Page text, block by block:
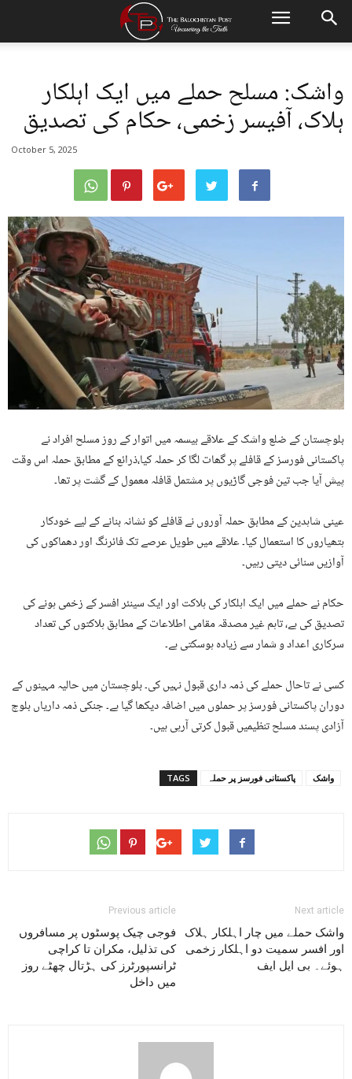
واشک: مسلح حملے میں ایک اہلکار
ہلاک، آفیسر زخمی، حکام کی تصدیق
October 5, 2025
بلوچستان کے ضلع واشک کے علاقے بیسمہ میں اتوار کے روز مسلح افراد نے
پاکستانی فورسز کے قافلے پر گھات لگا کر حملہ کیا،ذرائع کے مطابق حملہ اس وقت
پیش آیا جب تین فوجی گاڑیوں پر مشتمل قافلہ معمول کے گشت پر تھا۔
عینی شاہدین کے مطابق حملہ آوروں نے قافلے کو نشانہ بنانے کے لیے خودکار
ہتھیاروں کا استعمال کیا۔ علاقے میں طویل عرصے تک فائرنگ اور دھماکوں کی
آوازیں سنائی دیتی رہیں۔
حکام نے حملے میں ایک اہلکار کی ہلاکت اور ایک سینئر افسر کے زخمی ہونے کی
تصدیق کی ہے، تاہم غیر مصدقہ مقامی اطلاعات کے مطابق ہلاکتوں کی تعداد
سرکاری اعداد و شمار سے زیادہ ہوسکتی ہے۔
کسی نے تاحال حملے کی ذمہ داری قبول نہیں کی۔ بلوچستان میں حالیہ مہینوں کے
دوران پاکستانی فورسز پر حملوں میں اضافہ دیکھا گیا ہے۔ جنکی ذمہ داریاں بلوچ
آزادی پسند مسلح تنظیمیں قبول کرتی آرہی ہیں۔
TAGS پاکستانی فورسز پر حملہ واشک
Previous article
فوجی چیک پوسٹوں پر مسافروں
کی تذلیل، مکران تا کراچی
ٹرانسپورٹرز کی ہڑتال چھٹے روز
میں داخل
Next article
واشک حملے میں چار اہلکار ہلاک
اور افسر سمیت دو اہلکار زخمی
ہوئے۔ بی ایل ایف